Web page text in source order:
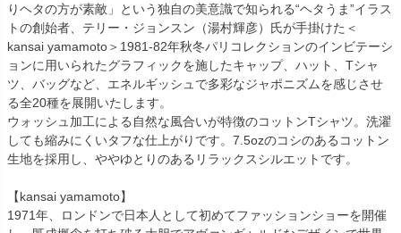
りヘタの方が素敵」という独自の美意識で知られる“ヘタうま”イラス
トの創始者、テリー・ジョンスン（湯村輝彦）氏が手掛けた＜
kansai yamamoto＞1981-82年秋冬パリコレクションのインビテーシ
ョンに用いられたグラフィックを施したキャップ、ハット、Tシャ
ツ、バッグなど、エネルギッシュで多彩なジャポニズムを感じさせ
る全20種を展開いたします。
ウォッシュ加工による自然な風合いが特徴のコットンTシャツ。洗濯
しても縮みにくいタフな仕上がりです。7.5ozのコシのあるコットン
生地を採用し、ややゆとりのあるリラックスシルエットです。
【kansai yamamoto】
1971年、ロンドンで日本人として初めてファッションショーを開催